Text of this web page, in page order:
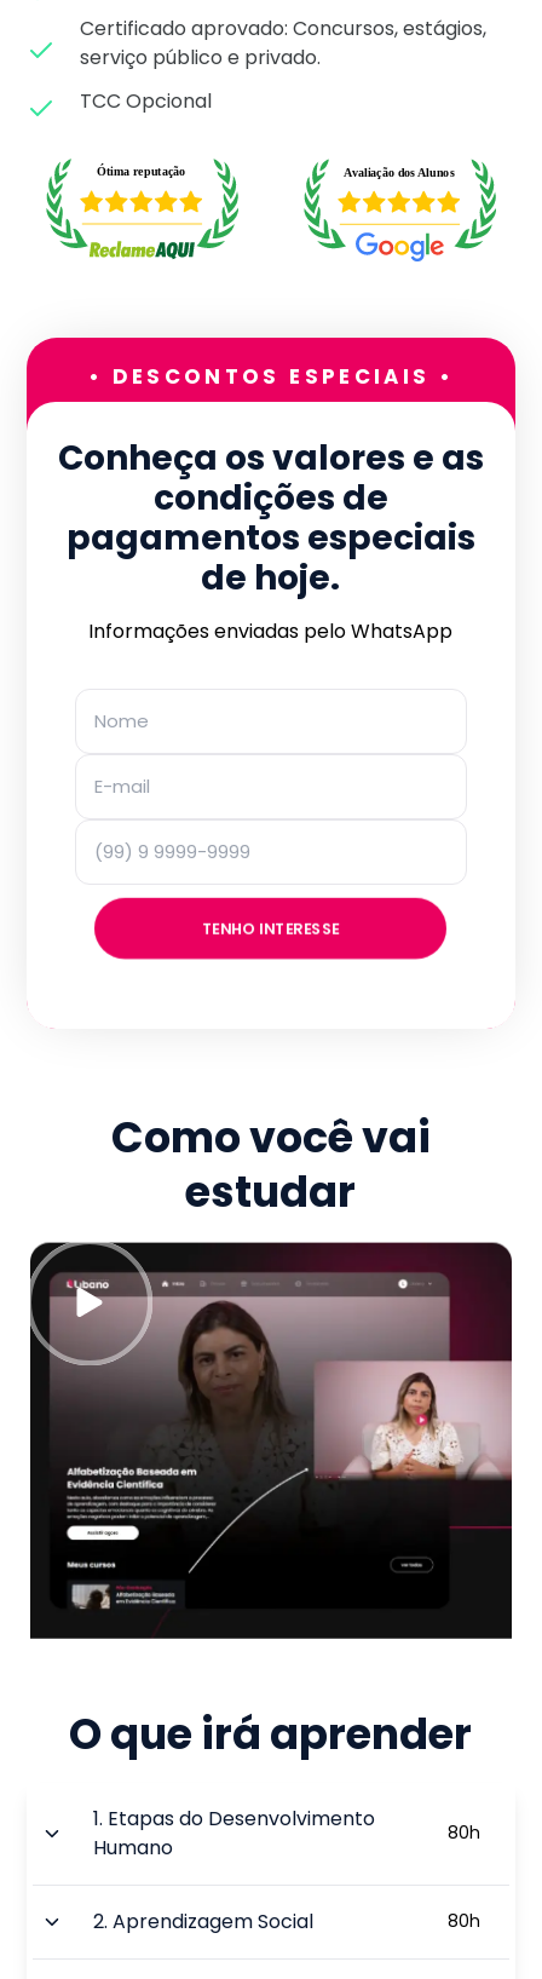
Certificado aprovado: Concursos, estágios,
serviço público e privado.
TCC Opcional
• DESCONTOS ESPECIAIS •
Conheça os valores e as
condições de
pagamentos especiais
de hoje.
Informações enviadas pelo WhatsApp
TENHO INTERESSE
Como você vai
estudar
O que irá aprender
1. Etapas do Desenvolvimento
Humano
80h
2.Aprendizagem Social 80h